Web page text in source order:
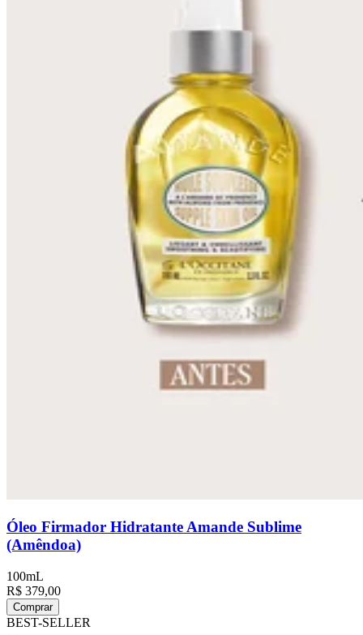
Óleo Firmador Hidratante Amande Sublime
(Amêndoa)
100mL
R$ 379,00
Comprar
BEST-SELLER